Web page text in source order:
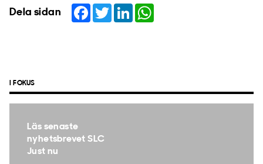
Dela sidan Facebook
TwitterLinkedIn
I FOKUS
Läs senaste
nyhetsbrevet SLC
Just nu